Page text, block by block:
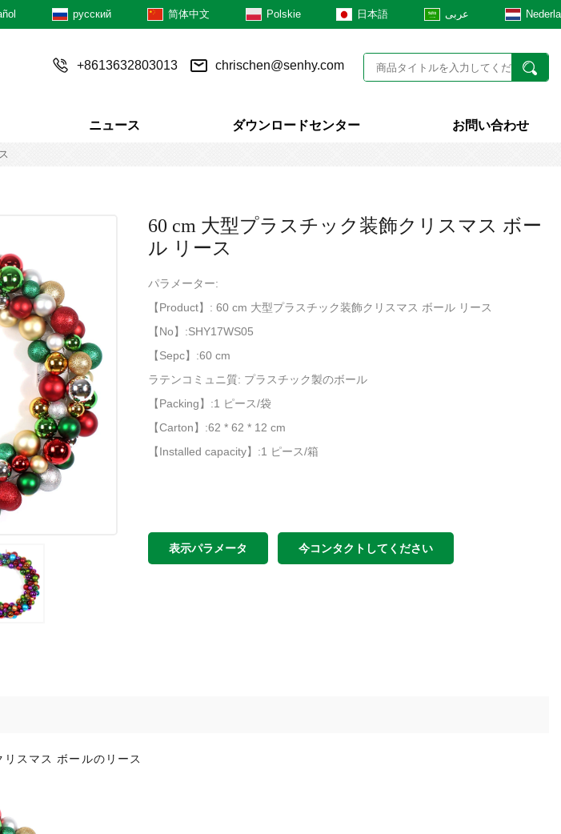
русский 简体中文 Polskie 日本語 عربى
+8613632803013 chrischen@senhy.com
ニュース ダウンロードセンター お問い合わせ
60 cm 大型プラスチック装飾クリスマス ボー
ル リース
パラメーター:
【Product】: 60 cm 大型プラスチック装飾クリスマス ボール リース
【No】:SHY17WS05
【Sepc】:60 cm
ラテンコミュニ質: プラスチック製のボール
【Packing】:1 ピース/袋
【Carton】:62 * 62 * 12 cm
【Installed capacity】:1 ピース/箱
表示パラメータ 今コンタクトしてください
スマス ボールのリース